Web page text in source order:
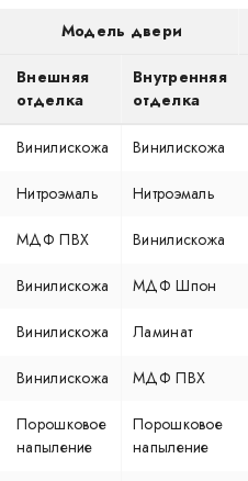
Модель двери
Внешняя
отделка
Внутренняя
отделка
Винилискожа Винилискожа
Нитроэмаль Нитроэмаль
МДФ ПВХ Винилискожа
Винилискожа МДФ Шпон
Винилискожа Ламинат
Винилискожа МДФ ПВХ
Порошковое
напыление
Порошковое
напыление